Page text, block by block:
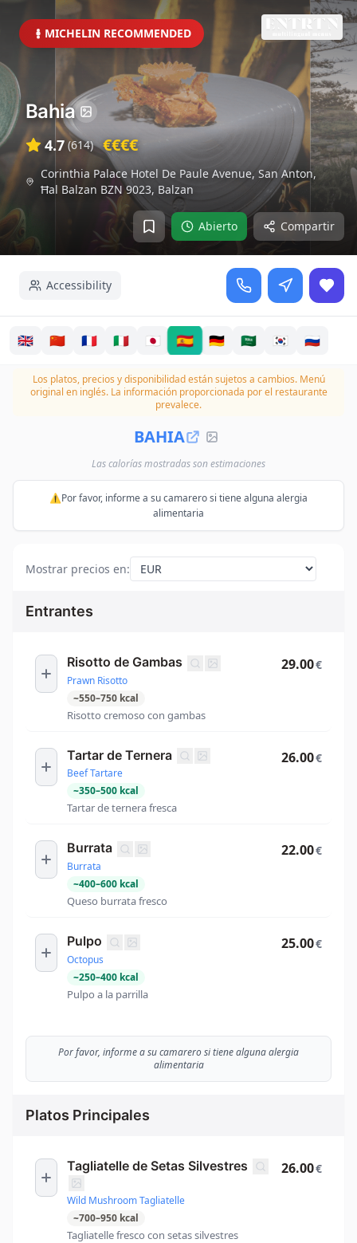
MICHELIN RECOMMENDED
Abierto Compartir
Bahia
4.7 (614) €€€€
Corinthia Palace Hotel De Paule Avenue, San Anton,
Ħal Balzan BZN 9023, Balzan
Accessibility
🇬🇧 🇨🇳 🇫🇷 🇮🇹 🇯🇵 🇪🇸 🇩🇪 🇸🇦 🇰🇷 🇷🇺
Los platos, precios y disponibilidad están sujetos a cambios.Menú
original en inglés. La información proporcionada por el restaurante
prevalece.
BAHIA
Las calorías mostradas son estimaciones
⚠️Por favor, informe a su camarero si tiene alguna alergia
alimentaria
Mostrar precios en:
Entrantes
Risotto de Gambas
Prawn Risotto
~550–750 kcal
Risotto cremoso con gambas
29.00€
Tartar de Ternera
Beef Tartare
~350–500 kcal
Tartar de ternera fresca
26.00€
Burrata
Burrata
~400–600 kcal
Queso burrata fresco
22.00€
Pulpo
Octopus
~250–400 kcal
Pulpo a la parrilla
25.00€
Por favor, informe a su camarero si tiene alguna alergia
alimentaria
Platos Principales
Tagliatelle de Setas Silvestres
Wild Mushroom Tagliatelle
~700–950 kcal
Tagliatelle fresco con setas silvestres
26.00€